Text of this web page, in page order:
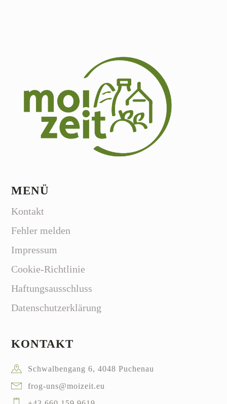
MENÜ
Kontakt
Fehler melden
Impressum
Cookie-Richtlinie
Haftungsausschluss
Datenschutzerklärung
KONTAKT
Schwalbengang 6, 4048 Puchenau
frog-uns@moizeit.eu